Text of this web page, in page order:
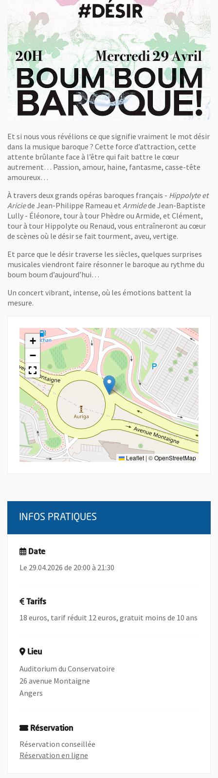
Et si nous vous révélions ce que signifie vraiment le mot désir
dans la musique baroque ? Cette force d’attraction, cette
attente brûlante face à l’être qui fait battre le cœur
autrement… Passion, amour, haine, fantasme, casse-tête
amoureux…
À travers deux grands opéras baroques français - Hippolyte et
Ariciede Jean-Philippe Rameau et Armidede Jean-Baptiste
Lully - Éléonore, tour à tour Phèdre ou Armide, et Clément,
tour à tour Hippolyte ou Renaud, vous entraîneront au cœur
de scènes où le désir se fait tourment, aveu, vertige.
Et parce que le désir traverse les siècles, quelques surprises
musicales viendront faire résonner le baroque au rythme du
boum boum d’aujourd’hui…
Un concert vibrant, intense, où les émotions battent la
mesure.
+
−
Leaflet | ©OpenStreetMap
INFOS PRATIQUES
Date
Le 29.04.2026 de 20:00 à 21:30
Tarifs
18 euros, tarif réduit 12 euros, gratuit moins de 10 ans
Lieu
Auditorium du Conservatoire
26 avenue Montaigne
Angers
Réservation
Réservation conseillée
Réservation en ligne